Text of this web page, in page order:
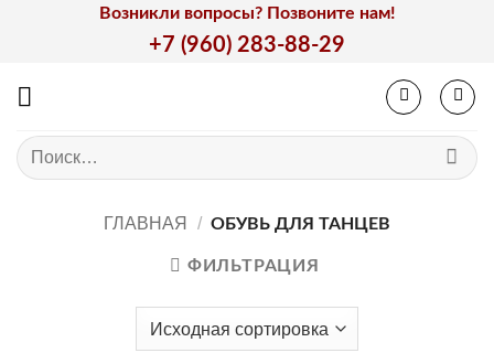
Возникли вопросы? Позвоните нам!
+7 (960) 283-88-29
Искать:
ГЛАВНАЯ / ОБУВЬ ДЛЯ ТАНЦЕВ
ФИЛЬТРАЦИЯ